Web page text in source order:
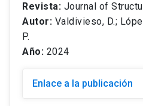
Revista: Journal of
Autor: Valdivieso, D.;
P.
Año: 2024
Enlace a la publicación